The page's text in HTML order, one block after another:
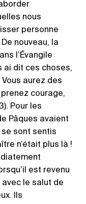
nous
personne
nouveau, la
l’Évangile
ai dit ces choses,
aurez des
courage,
Pour les
Pâques avaient
se sont sentis
n’était plus là !
est revenu
le salut de
Ils